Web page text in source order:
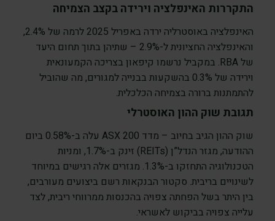
התקררות האינפלציה וירידה בקצב הצמיחה
האינפלציה באוסטרליה ירדה באפריל 2025 לרמה של 2.4%,
והאינפלציה החציונית ל-2.9% – שתיהן בתוך תחום היעד
של RBA. במקביל נרשמו קיפאון בצריכה הקמעונאית
וירידה של 0.3% בהשקעות בבנייה למגורים, מה שהוביל
להתמתנות ברורה בצמיחה הכלכלית.
תגובת שוק ההון האוסטרלי
שוק ההון הגיב בחיוב – מדד ASX 200 עלה ב-0.58% ביום
ההודעה, מגזר הנדל”ן (REITs) זינק ב-1.7%, ומניות
הטכנולוגיה התחזקו ב-1.3%. מגזרים אלה רגישים במיוחד
לשינויים בריבית. סקטור הבנקאות רשם ביצועים מעורבים,
בין היתר בשל הפחתה צפויה בהכנסות ממרווחי ריבית, לצד
עלייה צפויה בביקוש לאשראי.